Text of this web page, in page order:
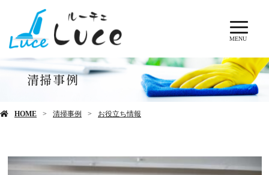
MENU
清掃事例
HOME 清掃事例 お役立ち情報